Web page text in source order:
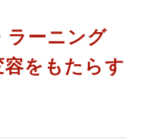
ラーニング
をもたらす